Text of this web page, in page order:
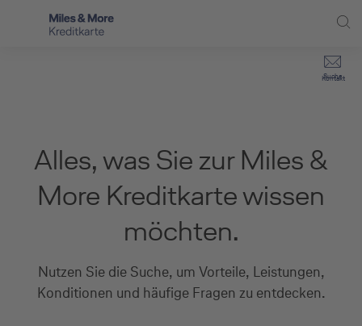
Direkt zum Hauptinhalt (Enter drücken)
Kontakt
Suche
Schritt für Schritt zur neuen Karte
Kreditkarte empfehlen
Kreditkarte beantragen
Alles, was Sie zur Miles &
More Kreditkarte wissen
möchten.
Nutzen Sie die Suche, um Vorteile, Leistungen,
Konditionen und häufige Fragen zu entdecken.